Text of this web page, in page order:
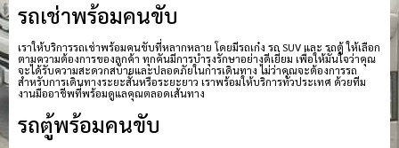
รถเช่าพร้อมคนขับ
เราให้บริการรถเช่าพร้อมคนขับที่หลากหลาย โดยมีรถเก๋ง รถ SUV และ รถตู้ ให้เลือก
ตามความต้องการของลูกค้า ทุกคันมีการบำรุงรักษาอย่างดีเยี่ยม เพื่อให้มั่นใจว่าคุณ
จะได้รับความสะดวกสบายและปลอดภัยในการเดินทาง ไม่ว่าคุณจะต้องการรถ
สำหรับการเดินทางระยะสั้นหรือระยะยาว เราพร้อมให้บริการทั่วประเทศ ด้วยทีม
งานมืออาชีพที่พร้อมดูแลคุณตลอดเส้นทาง
รถตู้พร้อมคนขับ